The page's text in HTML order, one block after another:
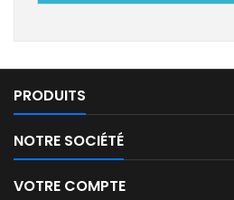
PRODUITS
NOTRE SOCIÉTÉ
VOTRE COMPTE